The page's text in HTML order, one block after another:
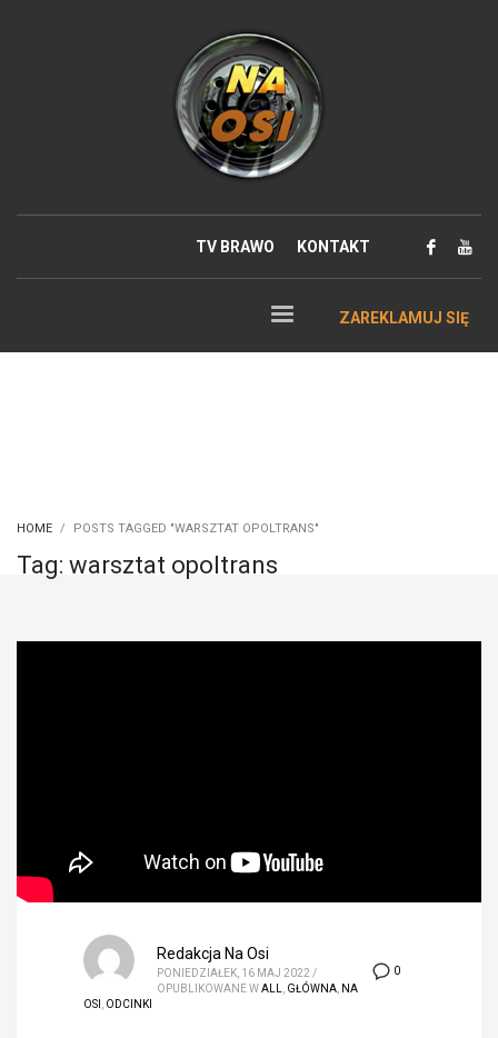
TV BRAWO KONTAKT
ZAREKLAMUJ SIĘ
HOME POSTS TAGGED "WARSZTAT OPOLTRANS"
Tag: warsztat opoltrans
0
Redakcja Na Osi
PONIEDZIAŁEK, 16 MAJ 2022 /
OPUBLIKOWANE WALL, GŁÓWNA, NA
OSI , ODCINKI